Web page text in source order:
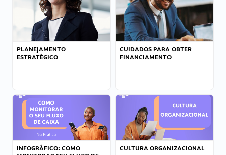
PLANEJAMENTO
ESTRATÉGICO
CUIDADOS PARA OBTER
FINANCIAMENTO
INFOGRÁFICO: COMO
CULTURA ORGANIZACIONAL